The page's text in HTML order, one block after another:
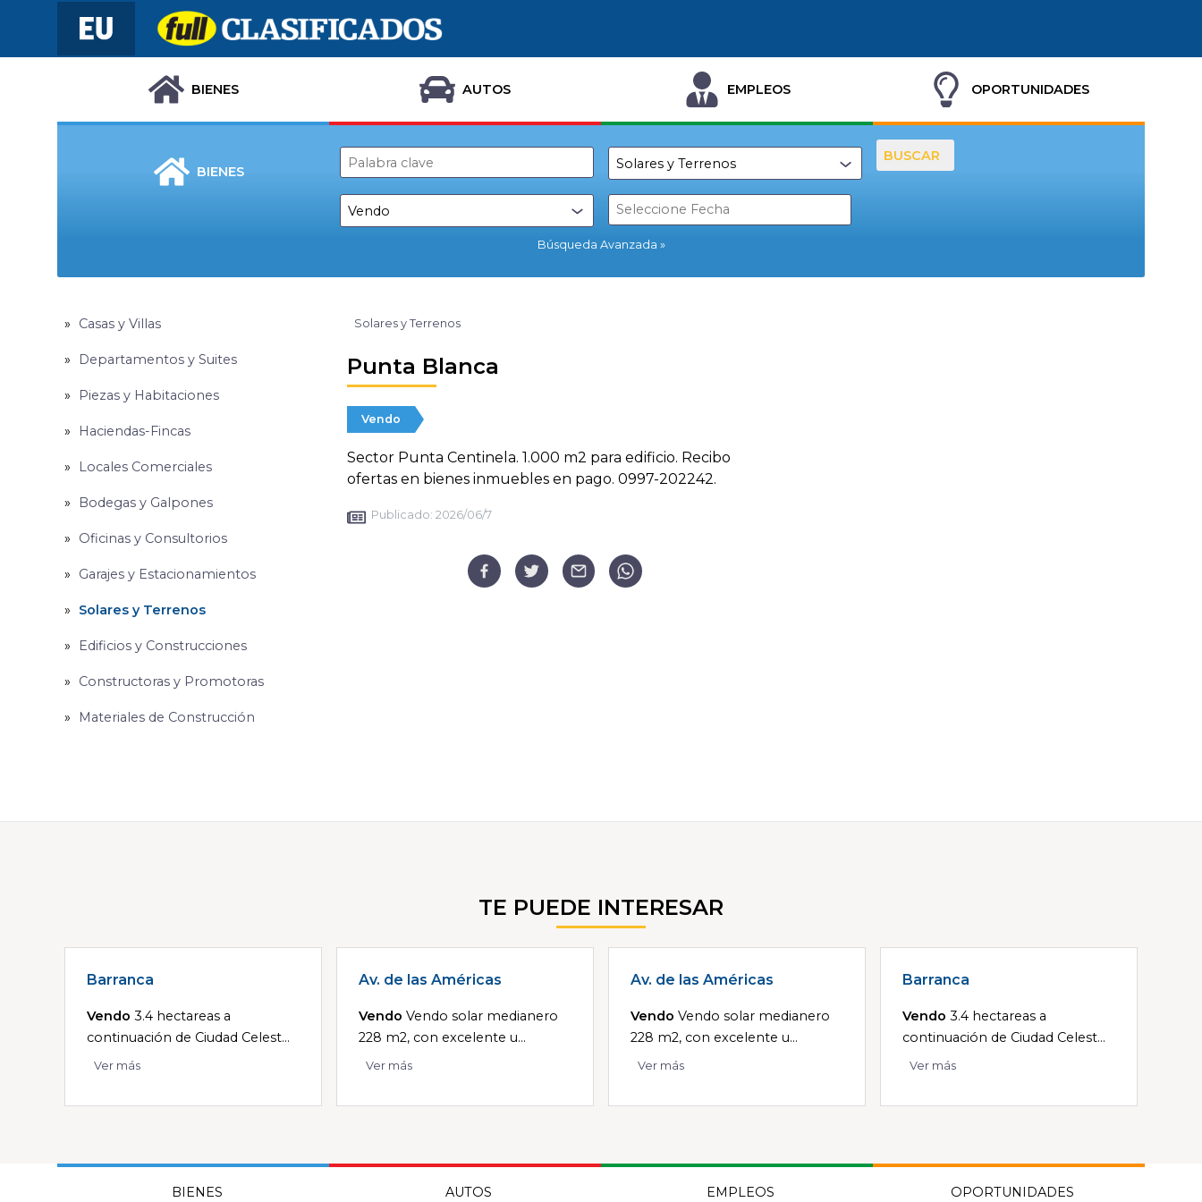
BIENES AUTOS EMPLEOS OPORTUNIDADES
BIENES
Búsqueda Avanzada
BUSCAR
Casas y Villas
Departamentos y Suites
Piezas y Habitaciones
Haciendas-Fincas
Locales Comerciales
Bodegas y Galpones
Oficinas y Consultorios
Garajes y Estacionamientos
Solares y Terrenos
Edificios y Construcciones
Constructoras y Promotoras
Materiales de Construcción
Solares y Terrenos
Punta Blanca
Vendo
Sector Punta Centinela. 1.000 m2 para edificio. Recibo
ofertas en bienes inmuebles en pago. 0997-202242.
Publicado: 2026/06/7
TE PUEDE INTERESAR
Barranca
Vendo 3.4 hectareas a
continuación de Ciudad Celest...
Ver más
Av. de las Américas
Vendo Vendo solar medianero
228 m2, con excelente u...
Ver más
Av. de las Américas
Vendo Vendo solar medianero
228 m2, con excelente u...
Ver más
Barranca
Vendo 3.4 hectareas a
continuación de Ciudad Celest...
Ver más
BIENES AUTOS EMPLEOS OPORTUNIDADES